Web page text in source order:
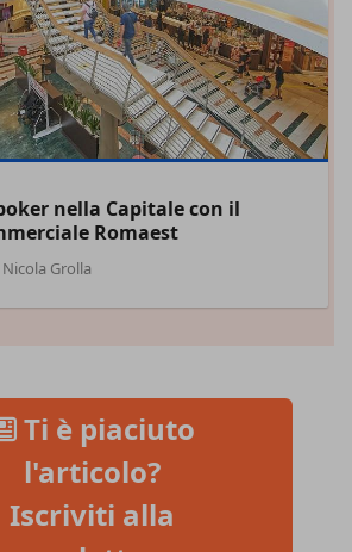
nella Capitale con il
Romaest
Nicola Grolla
Ti è piaciuto
l'articolo?
Iscriviti alla